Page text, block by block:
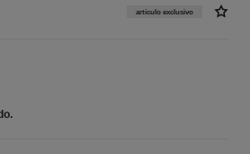
artículo exclusivo